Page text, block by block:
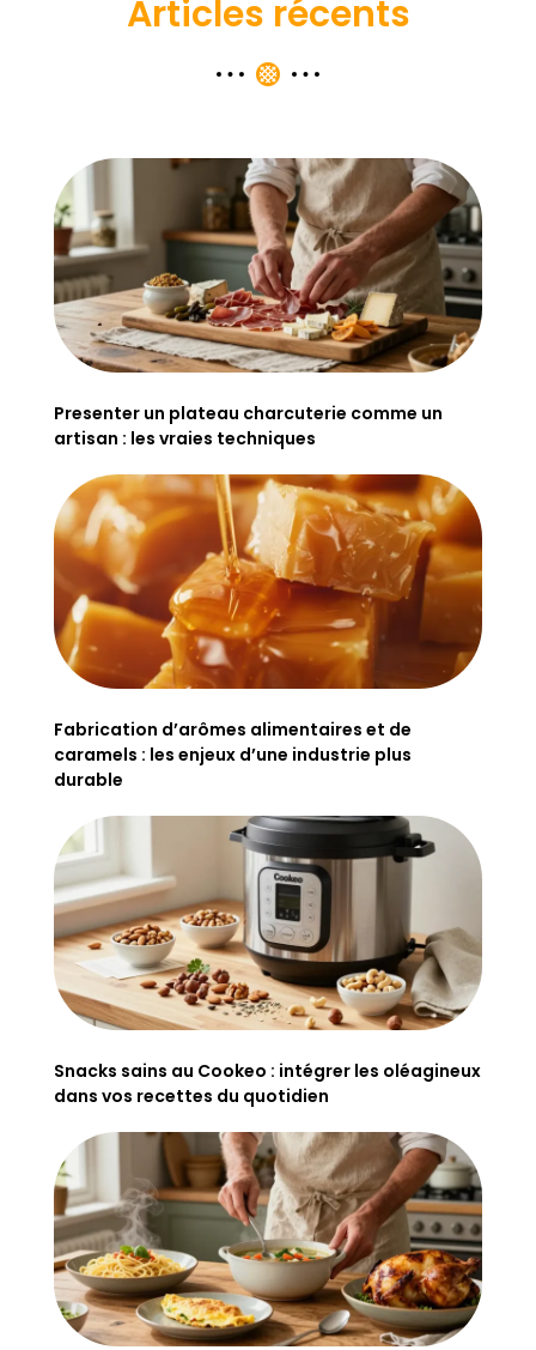
Articles récents
Presenter un plateau charcuterie comme un
artisan : les vraies techniques
Fabrication d’arômes alimentaires et de
caramels : les enjeux d’une industrie plus
durable
Snacks sains au Cookeo : intégrer les oléagineux
dans vos recettes du quotidien